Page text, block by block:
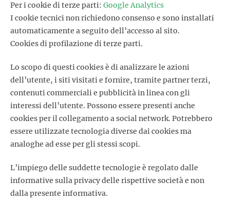
Per i cookie di terze parti: Google Analytics
I cookie tecnici non richiedono consenso e sono installati
automaticamente a seguito dell’accesso al sito.
Cookies di profilazione di terze parti.​
Lo scopo di questi cookies è di analizzare le azioni
dell’utente, i siti visitati e fornire, tramite partner terzi,
contenuti commerciali e pubblicità in linea con gli
interessi dell’utente. Possono essere presenti anche
cookies per il collegamento a social network. Potrebbero
essere utilizzate tecnologia diverse dai cookies ma
analoghe ad esse per gli stessi scopi.
L’impiego delle suddette tecnologie è regolato dalle
informative sulla privacy delle rispettive società e non
dalla presente informativa.